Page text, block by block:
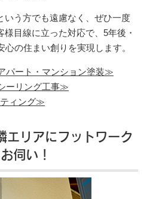
いう方でも遠慮なく、ぜひ一度
目線に立った対応で、5年後・
の住まい創りを実現します。
パート・マンション塗装≫
ーリング工事≫
ィング≫
エリアにフットワーク
伺い！